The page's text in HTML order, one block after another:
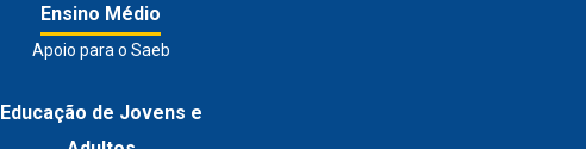
Ensino Médio
Apoio para o Saeb
Educação de Jovens e